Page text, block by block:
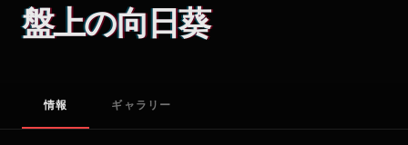
盤上の向日葵
情報 ギャラリー